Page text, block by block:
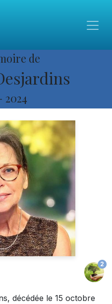
de
2024
2
décédée le 15 octobre